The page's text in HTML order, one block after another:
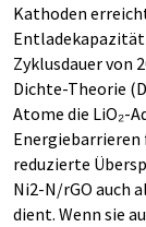
Kathoden
Entladekapazität
Zyklusdauer von
Dichte-Theorie
Atome die LiO₂-
Energiebarrieren
reduzierte
Ni2-N/rGO auch
dient. Wenn sie